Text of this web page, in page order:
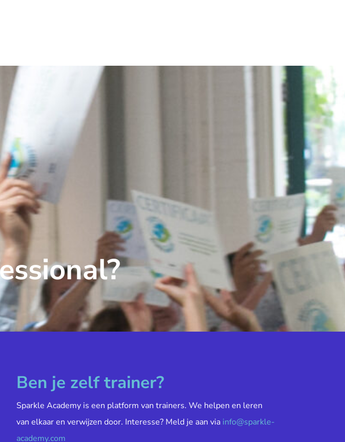
Ben je zelf trainer?
Sparkle Academy is een platform van trainers. We helpen en leren
van elkaar en verwijzen door. Interesse? Meld je aan via info@sparkle-
academy.com